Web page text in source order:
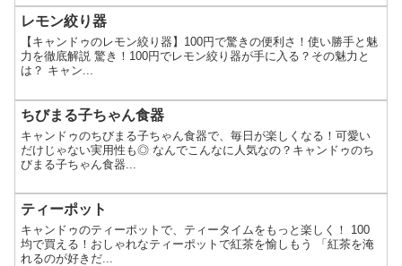
レモン絞り器
【キャンドゥのレモン絞り器】100円で驚きの便利さ！使い勝手と魅
力を徹底解説 驚き！100円でレモン絞り器が手に入る？その魅力と
は？ キャン...
ちびまる子ちゃん食器
キャンドゥのちびまる子ちゃん食器で、毎日が楽しくなる！可愛い
だけじゃない実用性も◎ なんでこんなに人気なの？キャンドゥのち
びまる子ちゃん食器...
ティーポット
キャンドゥのティーポットで、ティータイムをもっと楽しく！ 100
均で買える！おしゃれなティーポットで紅茶を愉しもう 「紅茶を淹
れるのが好きだ...